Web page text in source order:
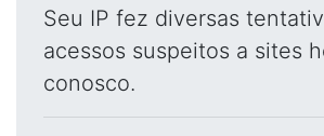
Seu IP fez diversas
acessos suspeitos a sites
conosco.